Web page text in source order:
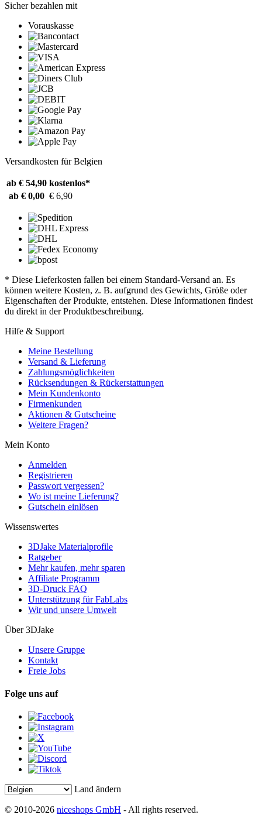
Sicher bezahlen mit
Vorauskasse
Versandkosten für Belgien
ab € 54,90 kostenlos*
ab € 0,00 € 6,90
* Diese Lieferkosten fallen bei einem Standard-Versand an. Es
können weitere Kosten, z. B. aufgrund des Gewichts, Größe oder
Eigenschaften der Produkte, entstehen. Diese Informationen findest
du direkt in der Produktbeschreibung.
Hilfe & Support
Meine Bestellung
Versand & Lieferung
Zahlungsmöglichkeiten
Rücksendungen & Rückerstattungen
Mein Kundenkonto
Firmenkunden
Aktionen & Gutscheine
Weitere Fragen?
Mein Konto
Anmelden
Registrieren
Passwort vergessen?
Wo ist meine Lieferung?
Gutschein einlösen
Wissenswertes
3DJake Materialprofile
Ratgeber
Mehr kaufen, mehr sparen
Affiliate Programm
3D-Druck FAQ
Unterstützung für FabLabs
Wir und unsere Umwelt
Über 3DJake
Unsere Gruppe
Kontakt
Freie Jobs
Folge uns auf
Land ändern
© 2010-2026 niceshops GmbH - All rights reserved.